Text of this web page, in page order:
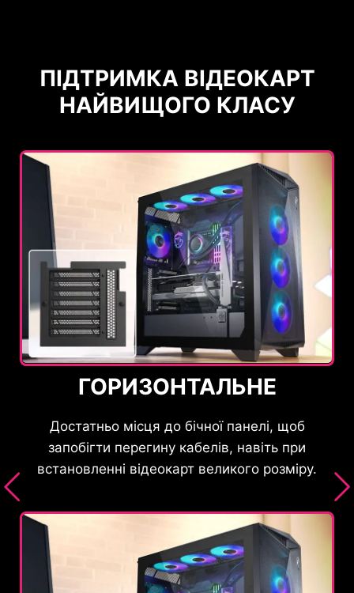
ПІДТРИМКА ВІДЕОКАРТ
НАЙВИЩОГО КЛАСУ
ГОРИЗОНТАЛЬНЕ
Достатньо місця до бічної панелі, щоб
запобігти перегину кабелів, навіть при
встановленні відеокарт великого розміру.